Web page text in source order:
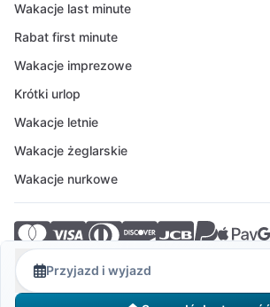
Przyjazd i wyjazd
Wakacje last minute
Rabat first minute
Wakacje imprezowe
Krótki urlop
Wakacje letnie
Wakacje żeglarskie
Wakacje nurkowe